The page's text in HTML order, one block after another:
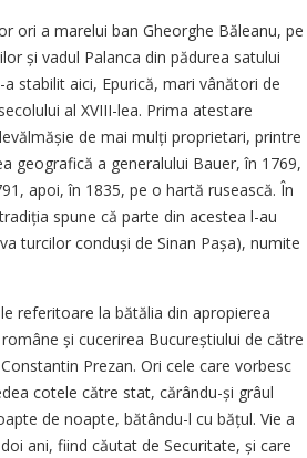
ori a marelui ban Gheor­ghe Băleanu, pe
și vadul Palanca din pădurea satului
stabilit aici, Epurică, mari vânători de
al XVIII-lea. Prima atestare
de mai mulți proprietari, printre
geografică a generalului Bauer, în 1769,
apoi, în 1835, pe o hartă rusească. În
spune că parte din acestea l-au
turcilor conduși de Sinan Pașa), numite
referitoare la bătălia din apropierea
și cucerirea Bucureștiului de către
Prezan. Ori cele care vorbesc
cotele către stat, cărându-și grâul
de noapte, bătându-l cu bățul. Vie a
ani, fiind căutat de Securitate, și care